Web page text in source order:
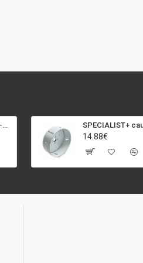
SPECIALIST+ caurumu zāģis BI-METAL, 92 mm
14.88€